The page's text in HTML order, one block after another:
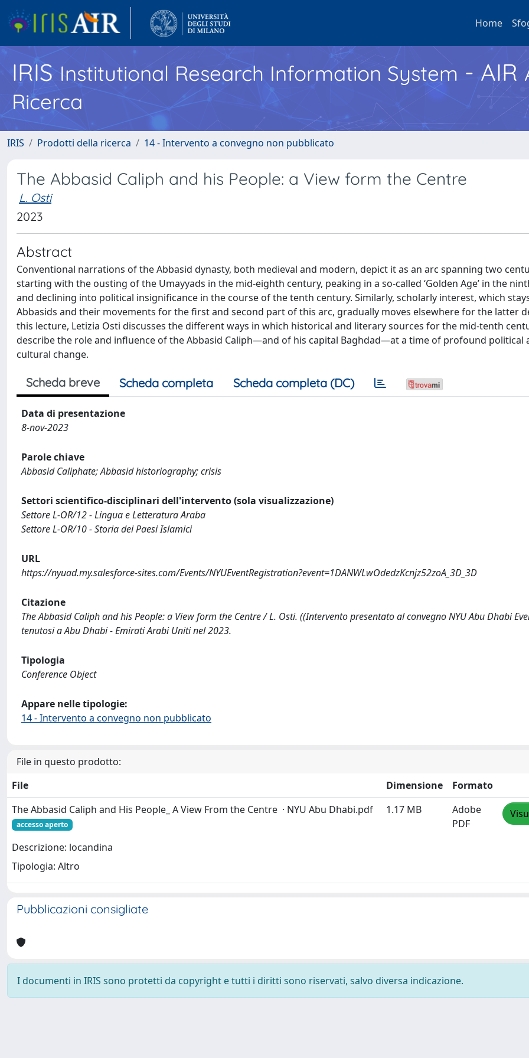
Home
IRISInstitutional Research Information System - AIR
Ricerca
IRIS Prodotti della ricerca 14 - Intervento a convegno non pubblicato
The Abbasid Caliph and his People: a View form the Centre
L. Osti
2023
Abstract
Conventional narrations of the Abbasid dynasty, both medieval and modern, depict it as an arc spanning two
starting with the ousting of the Umayyads in the mid-eighth century, peaking in a so-called ‘Golden Age’ in the
and declining into political insignificance in the course of the tenth century. Similarly, scholarly interest, which
Abbasids and their movements for the first and second part of this arc, gradually moves elsewhere for the latter
this lecture, Letizia Osti discusses the different ways in which historical and literary sources for the mid-tenth
describe the role and influence of the Abbasid Caliph—and of his capital Baghdad—at a time of profound political
cultural change.
Scheda breve Scheda completa Scheda completa (DC)
Data di presentazione
8-nov-2023
Parole chiave
Abbasid Caliphate; Abbasid historiography; crisis
Settori scientifico-disciplinari dell'intervento (sola visualizzazione)
Settore L-OR/12 - Lingua e Letteratura Araba
Settore L-OR/10 - Storia dei Paesi Islamici
URL
https://nyuad.my.salesforce-sites.com/Events/NYUEventRegistration?event=1DANWLwOdedzKcnjz52zoA_3D_3D
Citazione
The Abbasid Caliph and his People: a View form the Centre / L. Osti. ((Intervento presentato al convegno NYU Abu Dhabi
tenutosi a Abu Dhabi - Emirati Arabi Uniti nel 2023.
Tipologia
Conference Object
Appare nelle tipologie:
14 - Intervento a convegno non pubblicato
File in questo prodotto:
File
Dimensione
Formato
The Abbasid Caliph and His People_ A View From the Centre · NYU Abu Dhabi.pdf
accesso aperto
Descrizione: locandina
Tipologia: Altro
1.17 MB
Adobe
PDF
Pubblicazioni consigliate
I documenti in IRIS sono protetti da copyright e tutti i diritti sono riservati, salvo diversa indicazione.